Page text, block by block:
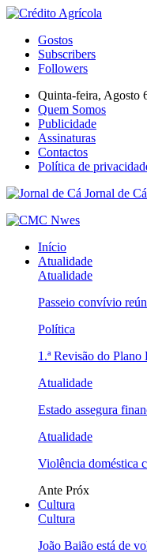
Gostos
Subscribers
Followers
Quinta-feira, Agosto
Quem Somos
Publicidade
Assinaturas
Contactos
Política de
Jornal de
Início
Atualidade
Atualidade
Passeio convívio
Política
1.ª Revisão do
Atualidade
Estado assegura
Atualidade
Violência doméstica
Ante Próx
Cultura
Cultura
João Baião está de